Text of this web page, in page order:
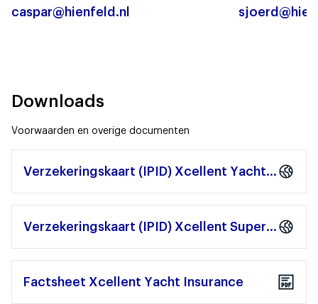
caspar@hienfeld.nl
Downloads
Voorwaarden en overige documenten
Verzekeringskaart (IPID) Xcellent Yacht Insurance
Verzekeringskaart (IPID) Xcellent Super Yacht Insurance
Factsheet Xcellent Yacht Insurance